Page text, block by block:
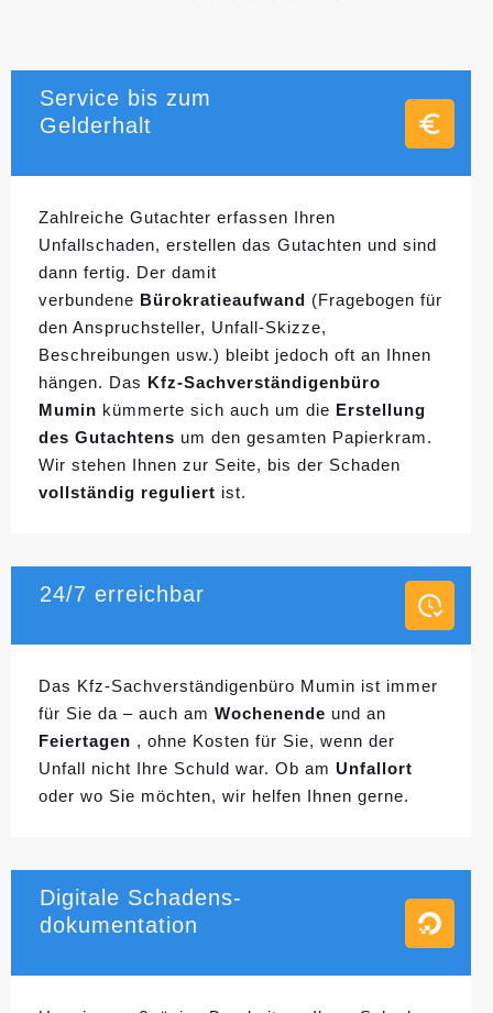
Service bis zum
Gelderhalt
Zahlreiche Gutachter erfassen Ihren
Unfallschaden, erstellen das Gutachten und sind
dann fertig. Der damit
verbundene Bürokratieaufwand (Fragebogen für
den Anspruchsteller, Unfall-Skizze,
Beschreibungen usw.) bleibt jedoch oft an Ihnen
hängen. Das Kfz-Sachverständigenbüro
Mumin kümmerte sich auch um die Erstellung
des Gutachtens um den gesamten Papierkram.
Wir stehen Ihnen zur Seite, bis der Schaden
vollständig reguliert ist.
24/7 erreichbar
Das Kfz-Sachverständigenbüro Mumin ist immer
für Sie da – auch am Wochenende und an
Feiertagen , ohne Kosten für Sie, wenn der
Unfall nicht Ihre Schuld war. Ob am Unfallort
oder wo Sie möchten, wir helfen Ihnen gerne.
Digitale Schadens-
dokumentation